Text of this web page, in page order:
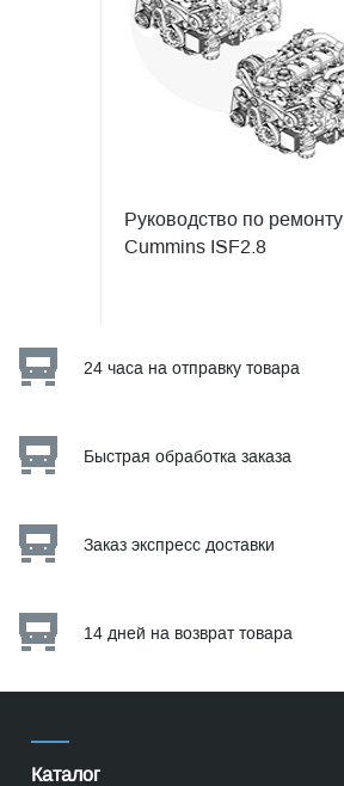
Руководство по ремонту
Cummins ISF2.8
24 часа на отправку товара
Быстрая обработка заказа
Заказ экспресс доставки
14 дней на возврат товара
Каталог